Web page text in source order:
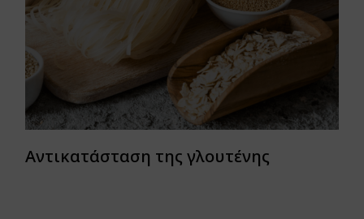
Αντικατάσταση της γλουτένης